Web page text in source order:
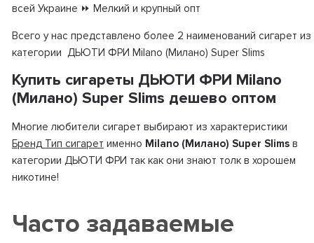
всей Украине ⏩ Мелкий и крупный опт
Всего у нас представлено более 2 наименований сигарет из
категории ДЬЮТИ ФРИ Milano (Милано) Super Slims
Купить сигареты ДЬЮТИ ФРИ Milano
(Милано) Super Slims дешево оптом
Многие любители сигарет выбирают из характеристики
Бренд Тип сигарет именно Milano (Милано) Super Slimsв
категории ДЬЮТИ ФРИ так как они знают толк в хорошем
никотине!
Часто задаваемые